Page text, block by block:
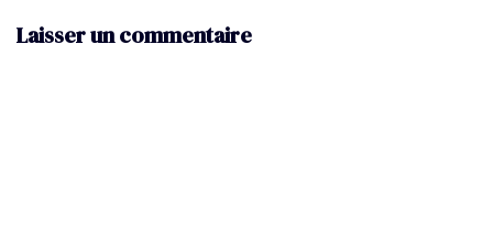
Laisser un commentaire